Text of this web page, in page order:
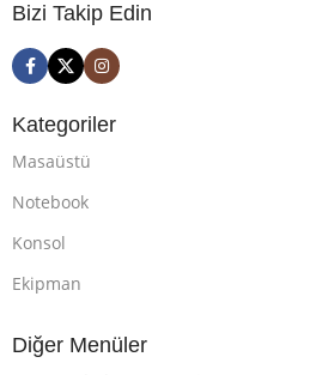
Bizi Takip Edin
Kategoriler
Masaüstü
Notebook
Konsol
Ekipman
Diğer Menüler